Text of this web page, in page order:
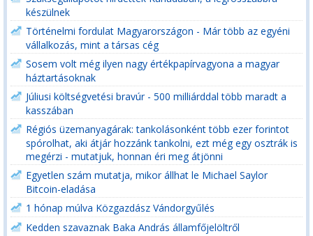
készülnek
Történelmi fordulat Magyarországon - Már több az egyéni
vállalkozás, mint a társas cég
Sosem volt még ilyen nagy értékpapírvagyona a magyar
háztartásoknak
Júliusi költségvetési bravúr - 500 milliárddal több maradt a
kasszában
Régiós üzemanyagárak: tankolásonként több ezer forintot
spórolhat, aki átjár hozzánk tankolni, ezt még egy osztrák is
megérzi - mutatjuk, honnan éri meg átjönni
Egyetlen szám mutatja, mikor állhat le Michael Saylor
Bitcoin-eladása
1 hónap múlva Közgazdász Vándorgyűlés
Kedden szavaznak Baka András államfőjelöltről